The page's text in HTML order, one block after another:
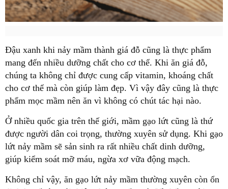
Đậu xanh khi nảy mầm thành giá đỗ cũng là thực phẩm
mang đến nhiều dưỡng chất cho cơ thể. Khi ăn giá đỗ,
chúng ta không chỉ được cung cấp vitamin, khoáng chất
cho cơ thể mà còn giúp làm đẹp. Vì vậy đây cũng là thực
phẩm mọc mầm nên ăn vì không có chút tác hại nào.
Ở nhiều quốc gia trên thế giới, mầm gạo lứt cũng là thứ
được người dân coi trọng, thường xuyên sử dụng. Khi gạo
lứt nảy mầm sẽ sản sinh ra rất nhiều chất dinh dưỡng,
giúp kiểm soát mỡ máu, ngừa xơ vữa động mạch.
Không chỉ vậy, ăn gạo lứt nảy mầm thường xuyên còn ổn